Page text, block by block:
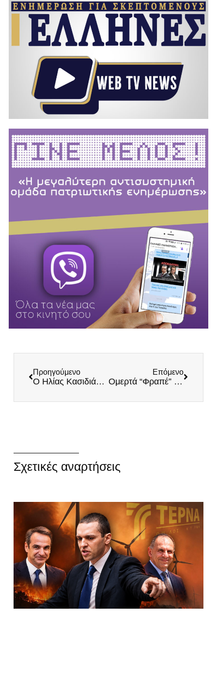
Προηγούμενο
Ο Ηλίας Κασιδιάρης εξαπολύει δριμεία επίθεση στο Χ εναντίον της εγκληματικής οργάνωσης της ΝΔ
Επόμενο
Ομερτά “Φραπέ” – Με τακτικές μαφίας καλύπτει Βορίδη – Μαξίμου
Σχετικές αναρτήσεις